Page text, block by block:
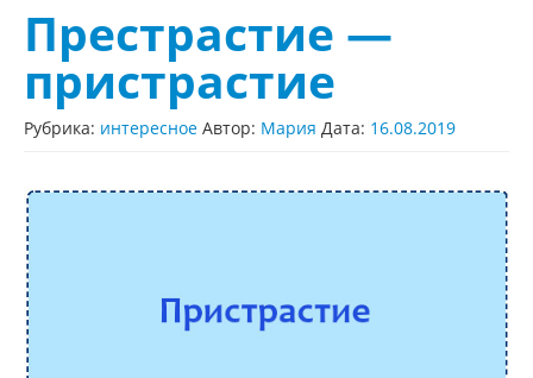
Престрастие —
пристрастие
Рубрика: интересное Автор: Мария Дата: 16.08.2019